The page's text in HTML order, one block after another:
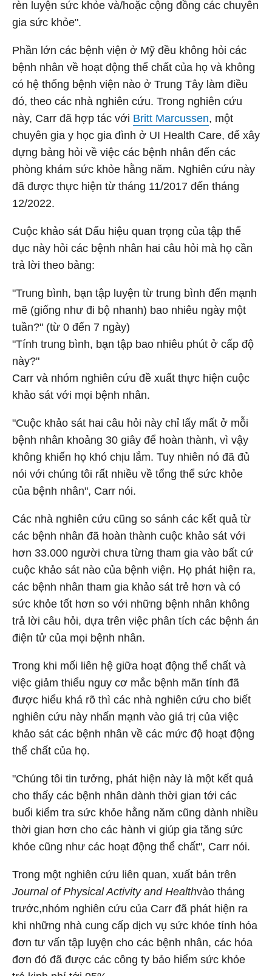
rèn luyện sức khỏe và/hoặc cộng đồng các chuyên
gia sức khỏe".
Phần lớn các bệnh viện ở Mỹ đều không hỏi các
bệnh nhân về hoạt động thể chất của họ và không
có hệ thống bệnh viện nào ở Trung Tây làm điều
đó, theo các nhà nghiên cứu. Trong nghiên cứu
này, Carr đã hợp tác với Britt Marcussen, một
chuyên gia y học gia đình ở UI Health Care, để xây
dựng bảng hỏi về việc các bệnh nhân đến các
phòng khám sức khỏe hằng năm. Nghiên cứu này
đã được thực hiện từ tháng 11/2017 đến tháng
12/2022.
Cuộc khảo sát Dấu hiệu quan trọng của tập thể
dục này hỏi các bệnh nhân hai câu hỏi mà họ cần
trả lời theo bảng:
"Trung bình, bạn tập luyện từ trung bình đến mạnh
mẽ (giống như đi bộ nhanh) bao nhiêu ngày một
tuần?" (từ 0 đến 7 ngày)
"Tính trung bình, bạn tập bao nhiêu phút ở cấp độ
này?"
Carr và nhóm nghiên cứu đề xuất thực hiện cuộc
khảo sát với mọi bệnh nhân.
"Cuộc khảo sát hai câu hỏi này chỉ lấy mất ở mỗi
bệnh nhân khoảng 30 giây để hoàn thành, vì vậy
không khiến họ khó chịu lắm. Tuy nhiên nó đã đủ
nói với chúng tôi rất nhiều về tổng thể sức khỏe
của bệnh nhân", Carr nói.
Các nhà nghiên cứu cũng so sánh các kết quả từ
các bệnh nhân đã hoàn thành cuộc khảo sát với
hơn 33.000 người chưa từng tham gia vào bất cứ
cuộc khảo sát nào của bệnh viện. Họ phát hiện ra,
các bệnh nhân tham gia khảo sát trẻ hơn và có
sức khỏe tốt hơn so với những bệnh nhân không
trả lời câu hỏi, dựa trên việc phân tích các bệnh án
điện tử của mọi bệnh nhân.
Trong khi mối liên hệ giữa hoạt động thể chất và
việc giảm thiểu nguy cơ mắc bệnh mãn tính đã
được hiểu khá rõ thì các nhà nghiên cứu cho biết
nghiên cứu này nhấn mạnh vào giá trị của việc
khảo sát các bệnh nhân về các mức độ hoạt động
thể chất của họ.
"Chúng tôi tin tưởng, phát hiện này là một kết quả
cho thấy các bệnh nhân dành thời gian tới các
buổi kiểm tra sức khỏe hằng năm cũng dành nhiều
thời gian hơn cho các hành vi giúp gia tăng sức
khỏe cũng như các hoạt động thể chất", Carr nói.
Trong một nghiên cứu liên quan, xuất bản trên
Journal of Physical Activity and Healthvào tháng
trước,nhóm nghiên cứu của Carr đã phát hiện ra
khi những nhà cung cấp dịch vụ sức khỏe tính hóa
đơn tư vấn tập luyện cho các bệnh nhân, các hóa
đơn đó đã được các công ty bảo hiểm sức khỏe